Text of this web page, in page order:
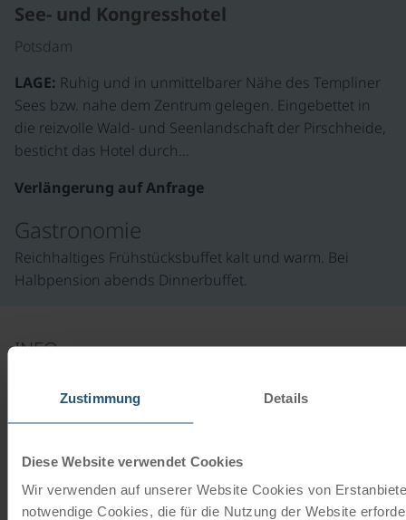
Zustimmung Details
Diese Website verwendet Cookies
Wir verwenden auf unserer Website Cookies von
notwendige Cookies, die für die Nutzung der Website
See- und Kongresshotel
Potsdam
LAGE: Ruhig und in unmittelbarer Nähe des Templiner
Sees bzw. nahe dem Zentrum gelegen. Eingebettet in
die reizvolle Wald- und Seenlandschaft der Pirschheide,
besticht das Hotel durch…
Verlängerung auf Anfrage
Gastronomie
Reichhaltiges Frühstücksbuffet kalt und warm. Bei
Halbpension abends Dinnerbuffet.
INFO
Ihre Leihräder
Tourenrad Damen
21 Gänge | 28"